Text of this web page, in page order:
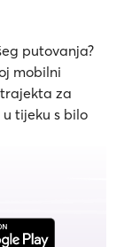
putovanja?
mobilni
za
tijeku s bilo